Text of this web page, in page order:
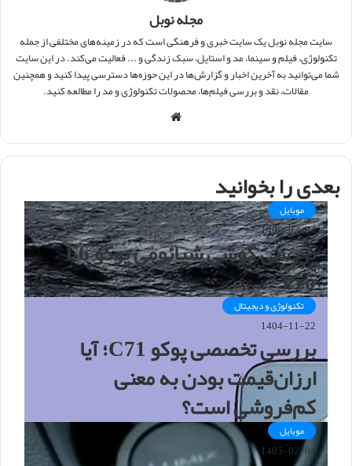
مجله نوبل
سایت مجله نوبل یک سایت خبری و فرهنگی است که در زمینه‌های مختلفی از جمله
تکنولوژی، فیلم و سینما، مد و استایل، سبک زندگی و ... فعالیت می‌کند. در این سایت
شما می‌توانید به آخرین اخبار و گزارش‌ها در این حوزه‌ها دسترسی پیدا کنید و همچنین
مقالات، نقد و بررسی فیلم‌ها، محصولات تکنولوژی و مد را مطالعه کنید.
س
ت
بعدی را بخوانید
موبایل
1405-02-04
بررسی گوشی شیائومی پوکو F6
Pro
تکنولوژی و دیجیتال
1404-11-22
بررسی تخصصی پوکو C71؛ آیا
ارزان‌قیمت بودن به معنی
کم‌فروشی است؟
موبایل
1405-02-04